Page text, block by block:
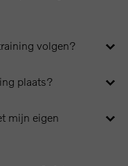
volgen?
plaats?
mijn eigen